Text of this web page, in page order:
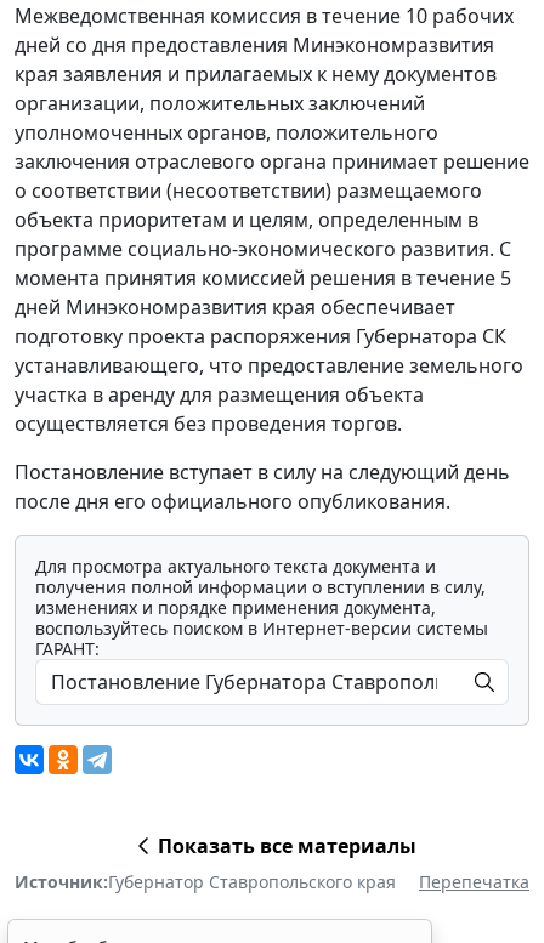
Межведомственная комиссия в течение 10 рабочих
дней со дня предоставления Минэкономразвития
края заявления и прилагаемых к нему документов
организации, положительных заключений
уполномоченных органов, положительного
заключения отраслевого органа принимает решение
о соответствии (несоответствии) размещаемого
объекта приоритетам и целям, определенным в
программе социально-экономического развития. С
момента принятия комиссией решения в течение 5
дней Минэкономразвития края обеспечивает
подготовку проекта распоряжения Губернатора СК
устанавливающего, что предоставление земельного
участка в аренду для размещения объекта
осуществляется без проведения торгов.
Постановление вступает в силу на следующий день
после дня его официального опубликования.
Для просмотра актуального текста документа и
получения полной информации о вступлении в силу,
изменениях и порядке применения документа,
воспользуйтесь поиском в Интернет-версии системы
ГАРАНТ:
Показать все материалы
Источник:Губернатор Ставропольского края Перепечатка